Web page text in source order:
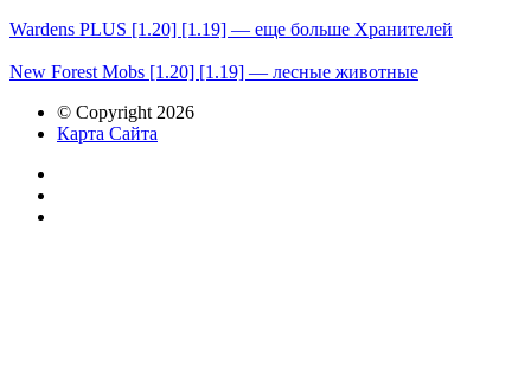
Wardens PLUS [1.20] [1.19] — еще больше Хранителей
New Forest Mobs [1.20] [1.19] — лесные животные
© Copyright 2026
Карта Сайта